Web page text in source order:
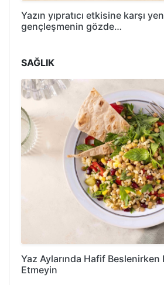
Yazın yıpratıcı etkisine karşı
gençleşmenin gözde…
SAĞLIK
Yaz Aylarında Hafif Beslenirken
Etmeyin